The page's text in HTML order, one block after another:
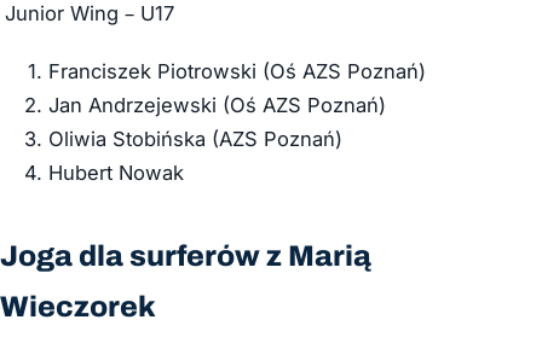
Junior Wing – U17
Franciszek Piotrowski (Oś AZS Poznań)
Jan Andrzejewski (Oś AZS Poznań)
Oliwia Stobińska (AZS Poznań)
Hubert Nowak
Joga dla surferów z Marią
Wieczorek